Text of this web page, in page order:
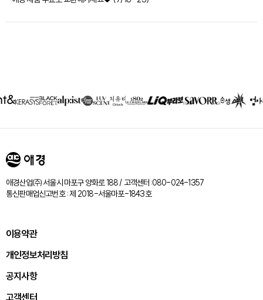
제휴회사
리스트
애경산업㈜ 서울시 마포구 양화로 188 / 고객센터:080-024-1357
통신판매업신고번호 : 제 2018-서울마포-1843호
이용약관
개인정보처리방침
공지사항
고객센터